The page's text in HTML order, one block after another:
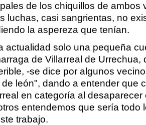
de los chiquillos de ambos
luchas, casi sangrientas, no
la aspereza que tenían.
actualidad solo una pequeña
de Villarreal de
-se dice por algunos
león", dando a entender que
en categoría al
entendemos que sería todo
trabajo.